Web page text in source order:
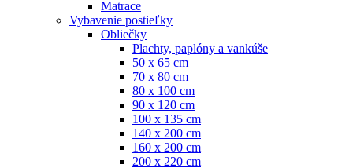
Matrace
Vybavenie postieľky
Obliečky
Plachty, paplóny a vankúše
50 x 65 cm
70 x 80 cm
80 x 100 cm
90 x 120 cm
100 x 135 cm
140 x 200 cm
160 x 200 cm
200 x 220 cm